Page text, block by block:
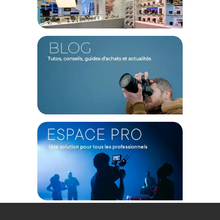
distance minimale à l'infini est extrêmement faible, offrant
ainsi une stabilité et une constance durant vos prises de vue.
Uniformité de poids et de taille
Chaque objectif NiSi est assorti en termes de poids et de
taille, ce qui signifie qu'aucun rééquilibrage n'est nécessaire
De plus, le filetage de filtre de 77mm (à l'exception du 14mm)
et les embouts d'ouverture et de mise au point assortis sur
toute la gamme facilitent l'utilisation d'accessoires tels que
les filtres et les engrenages de mise au point. L'anneau de
mise au point offre une rotation de 300° avec des échelles
focales fluorescentes pour une précision maximale lors de la
mise au point.
Caractéristiques de l'Objectif 14 mm Cinéma ATHENA
Prime FF (Plein Format) Monture RF Canon par Nisi :
GENERAL
Modèle : Objectif 14 mm Cinéma ATHENA Prime FF (Plein
Format) Monture RF Canon